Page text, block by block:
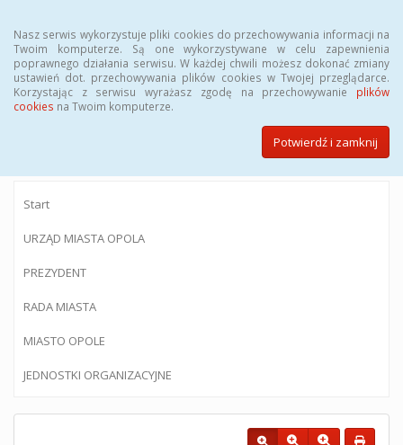
Nasz serwis wykorzystuje pliki cookies do przechowywania informacji na
Twoim komputerze. Są one wykorzystywane w celu zapewnienia
poprawnego działania serwisu. W każdej chwili możesz dokonać zmiany
ustawień dot. przechowywania plików cookies w Twojej przeglądarce.
Korzystając z serwisu wyrażasz zgodę na przechowywanie plików
cookies na Twoim komputerze.
Potwierdź i zamknij
BIULETYN INFORMACJI PUBLICZNEJ
Urzędu Miasta Opola
Start
URZĄD MIASTA OPOLA
PREZYDENT
RADA MIASTA
MIASTO OPOLE
JEDNOSTKI ORGANIZACYJNE